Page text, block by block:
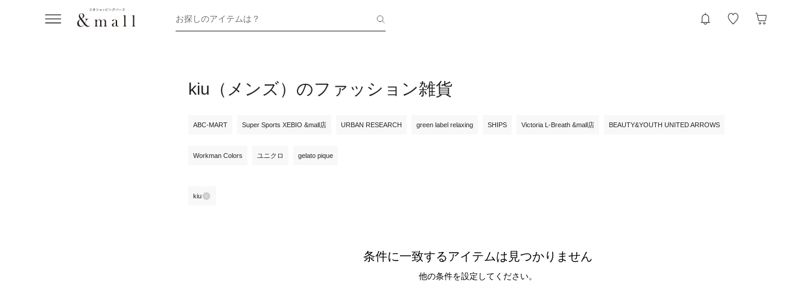
お探しのアイテムは？
kiu（メンズ）のファッション雑貨
ABC-MART Super Sports XEBIO &mall店 URBAN RESEARCH green label relaxing SHIPS Victoria L-Breath &mall店 BEAUTY&YOUTH UNITED ARROWS
Workman Colors ユニクロ gelato pique
kiu
条件に一致するアイテムは見つかりません
他の条件を設定してください。